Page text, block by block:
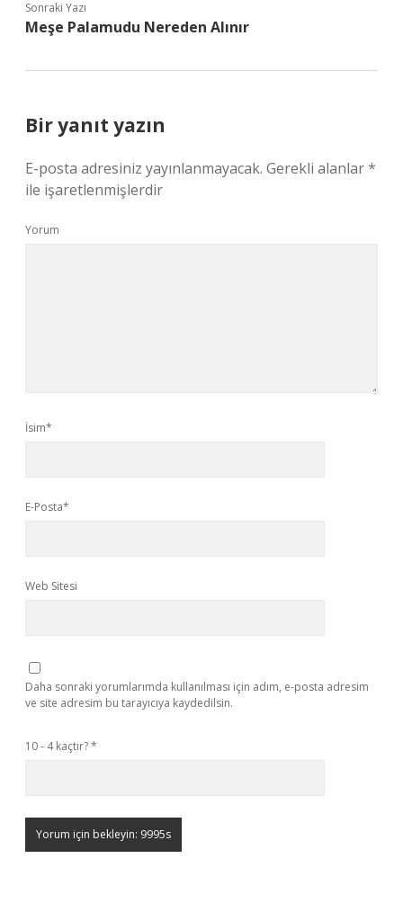
Sonraki Yazı
Meşe Palamudu Nereden Alınır
Bir yanıt yazın
E-posta adresiniz yayınlanmayacak. Gerekli alanlar*
ile işaretlenmişlerdir
Yorum
İsim*
E-Posta*
Web Sitesi
Daha sonraki yorumlarımda kullanılması için adım, e-posta adresim
ve site adresim bu tarayıcıya kaydedilsin.
10 - 4 kaçtır?*